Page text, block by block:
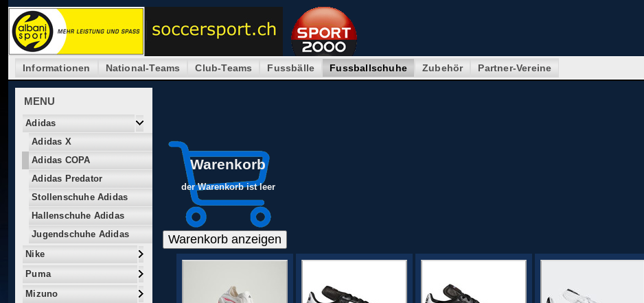
Informationen National-Teams Club-Teams Fussbälle Fussballschuhe Zubehör Partner-Vereine
MENU
Adidas
Adidas X
Adidas COPA
Adidas Predator
Stollenschuhe Adidas
Hallenschuhe Adidas
Jugendschuhe Adidas
Nike
Puma
Mizuno
Warenkorb
der Warenkorb ist leer